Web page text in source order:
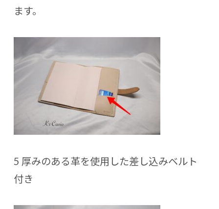
ます。
5 厚みのある革を使用した差し込みベルト
付き